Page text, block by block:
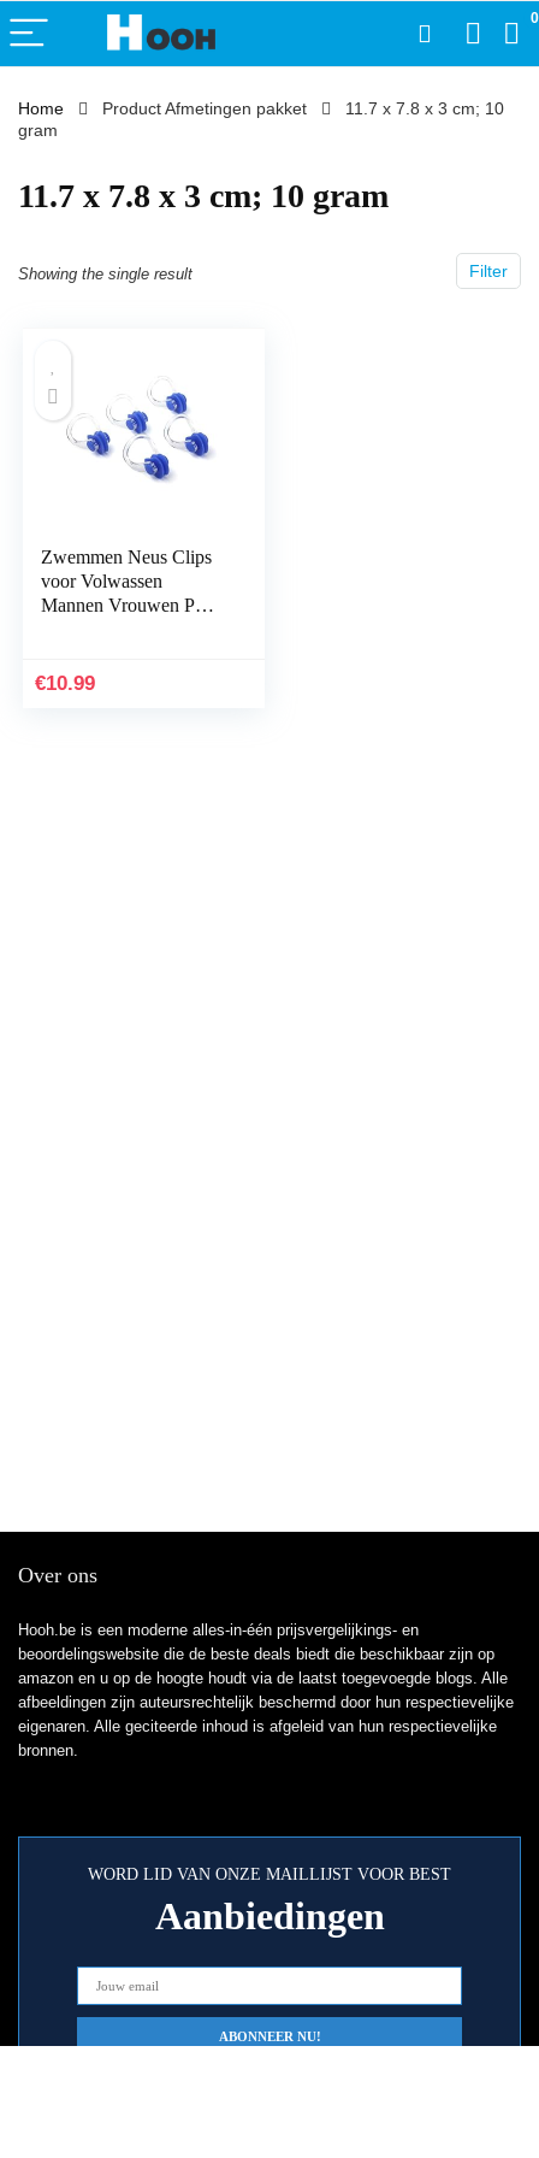
0
Home Product Afmetingen pakket
‎11.7 x 7.8 x 3 cm; 10
gram
‎11.7 x 7.8 x 3 cm; 10 gram
Filter
Showing the single result
Zwemmen Neus Clips
voor Volwassen
Mannen Vrouwen PVC
Blauw) 5 Stks
€10.99
Over ons
Hooh.be is een moderne alles-in-één prijsvergelijkings- en
beoordelingswebsite die de beste deals biedt die beschikbaar zijn op
amazon en u op de hoogte houdt via de laatst toegevoegde blogs. Alle
afbeeldingen zijn auteursrechtelijk beschermd door hun respectievelijke
eigenaren. Alle geciteerde inhoud is afgeleid van hun respectievelijke
bronnen.
WORD LID VAN ONZE MAILLIJST VOOR BEST
Aanbiedingen